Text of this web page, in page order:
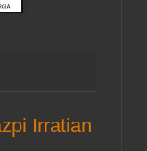
Irratian